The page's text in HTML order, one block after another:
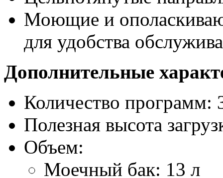
Моющие и
для удобства
Дополнительные
Количество программ:
Полезная высота
Объем:
Моечный бак: 13 л